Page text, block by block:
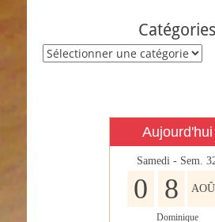
Catégories
Catégories
Aujourd'hui
Samedi - Sem.
0 8
Dominique